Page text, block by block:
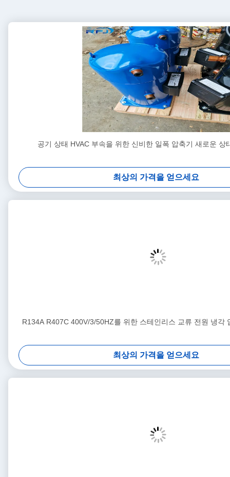
공기 상태 HVAC 부속을 위한 신비한 일폭 압축기 새로운 상
최상의 가격을 얻으세요
R134A R407C 400V/3/50HZ를 위한 스테인리스 교류 전원 냉각
최상의 가격을 얻으세요